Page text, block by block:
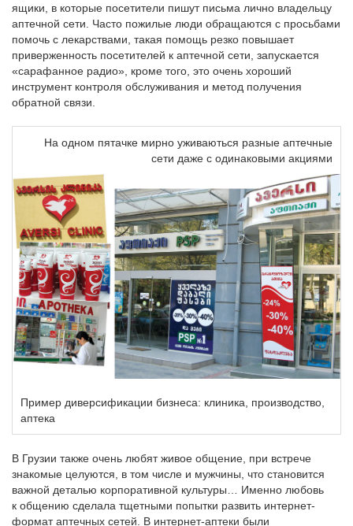
ящики, в которые посетители пишут письма лично владельцу
аптечной сети. Часто пожилые люди обращаются с просьбами
помочь с лекарствами, такая помощь резко повышает
приверженность посетителей к аптечной сети, запускается
«сарафанное радио», кроме того, это очень хороший
инструмент контроля обслуживания и метод получения
обратной связи.
На одном пятачке мирно уживаються разные аптечные
сети даже с одинаковыми акциями
Пример диверсификации бизнеса: клиника, производство,
аптека
В Грузии также очень любят живое общение, при встрече
знакомые целуются, в том числе и мужчины, что становится
важной деталью корпоративной культуры… Именно любовь
к общению сделала тщетными попытки развить интернет-
формат аптечных сетей. В интернет-аптеки были